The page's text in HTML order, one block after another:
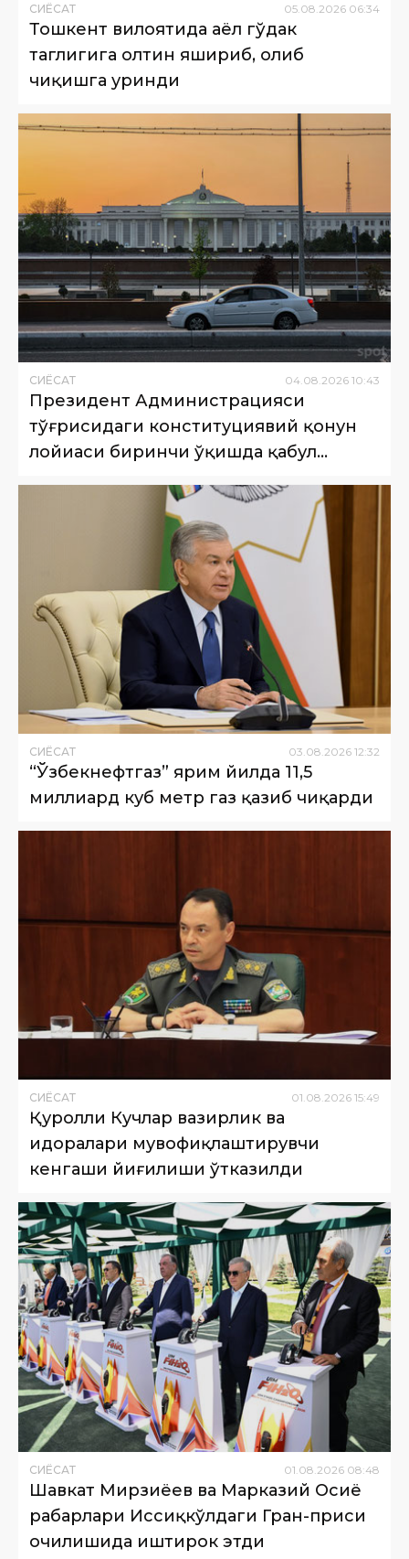
СИËСАТ 05 08 2026 06:34
Тошкент вилоятида аёл гўдак
таглигига олтин яшириб, олиб
чиқишга уринди
СИËСАТ 04 08 2026 10:43
Президент Администрацияси
тўғрисидаги конституциявий қонун
лойиҳаси биринчи ўқишда қабул
СИËСАТ 03.08.2026 12:32
“Ўзбекнефтгаз” ярим йилда 11,5
миллиард куб метр газ қазиб чиқарди
СИËСАТ 01.08.2026 15:49
Қуролли Кучлар вазирлик ва
идоралари мувофиқлаштирувчи
кенгаши йиғилиши ўтказилди
СИËСАТ 01 08 2026 08:48
Шавкат Мирзиёев ва Марказий Осиё
раҳбарлари Иссиқкўлдаги Гран-приси
очилишида иштирок этди